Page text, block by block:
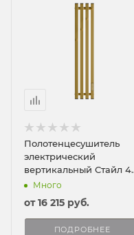
Полотенцесушитель
электрический
вертикальный Стайл 4
90/18
Много
от16 215 руб.
ПОДРОБНЕЕ